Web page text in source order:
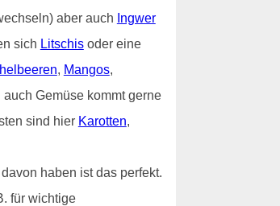
aber auch Ingwer
sich Litschisoder eine
, Mangos,
auch Gemüse kommt gerne
sind hier Karotten,
haben ist das perfekt.
für wichtige